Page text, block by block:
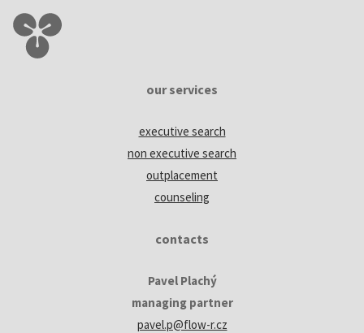
our services
executive search
non executive search
outplacement
counseling
contacts
Pavel Plachý
managing partner
pavel.p@flow-r.cz